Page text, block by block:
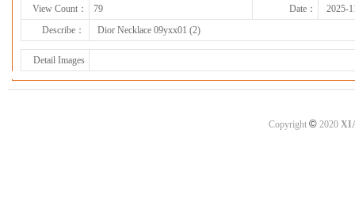
View Count：
79 Date：
2025-
Describe：
Dior Necklace 09yxx01 (2)
Detail Images
Copyright ©2020